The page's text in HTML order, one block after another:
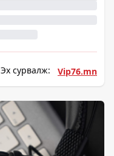
Эх сурвалж: Vip76.mn